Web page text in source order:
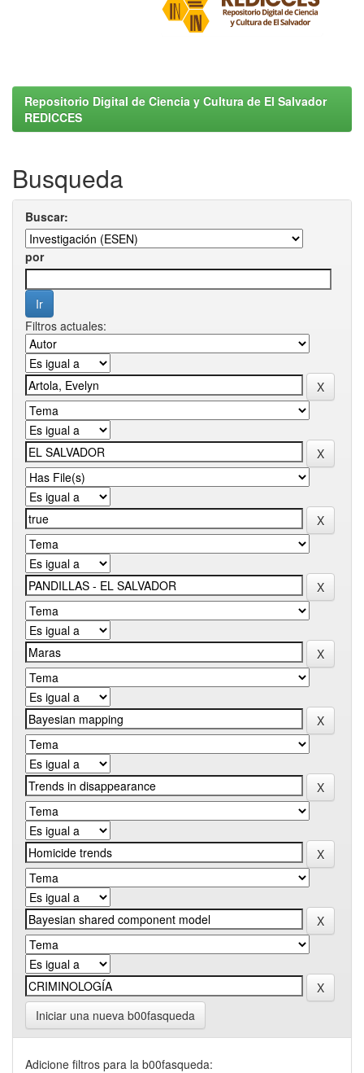
Repositorio Digital de Ciencia y Cultura de El Salvador
REDICCES
Busqueda
Buscar:
por
Filtros actuales:
Iniciar una nueva b00fasqueda
Adicione filtros para la b00fasqueda: